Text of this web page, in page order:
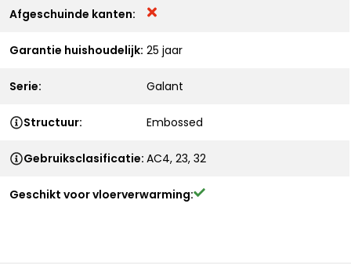
Afgeschuinde kanten:
Garantie huishoudelijk: 25 jaar
Serie: Galant
Structuur: Embossed
Gebruiksclasificatie: AC4, 23, 32
Geschikt voor vloerverwarming: